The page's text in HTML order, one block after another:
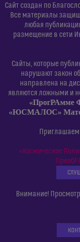
Сайт создан по
Все материалы
любая
размещение в сети
Сайты, которые
нарушают закон
направлена на
являются ложными и
«ПрогРАмме
«ЮСМАЛОС»
Приглашаем
«Космическое
Внимание!